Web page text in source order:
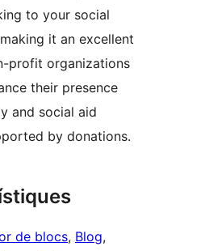
to your social
it an excellent
profit organizations
their presence
and social aid
by donations.
de blocs, Blog